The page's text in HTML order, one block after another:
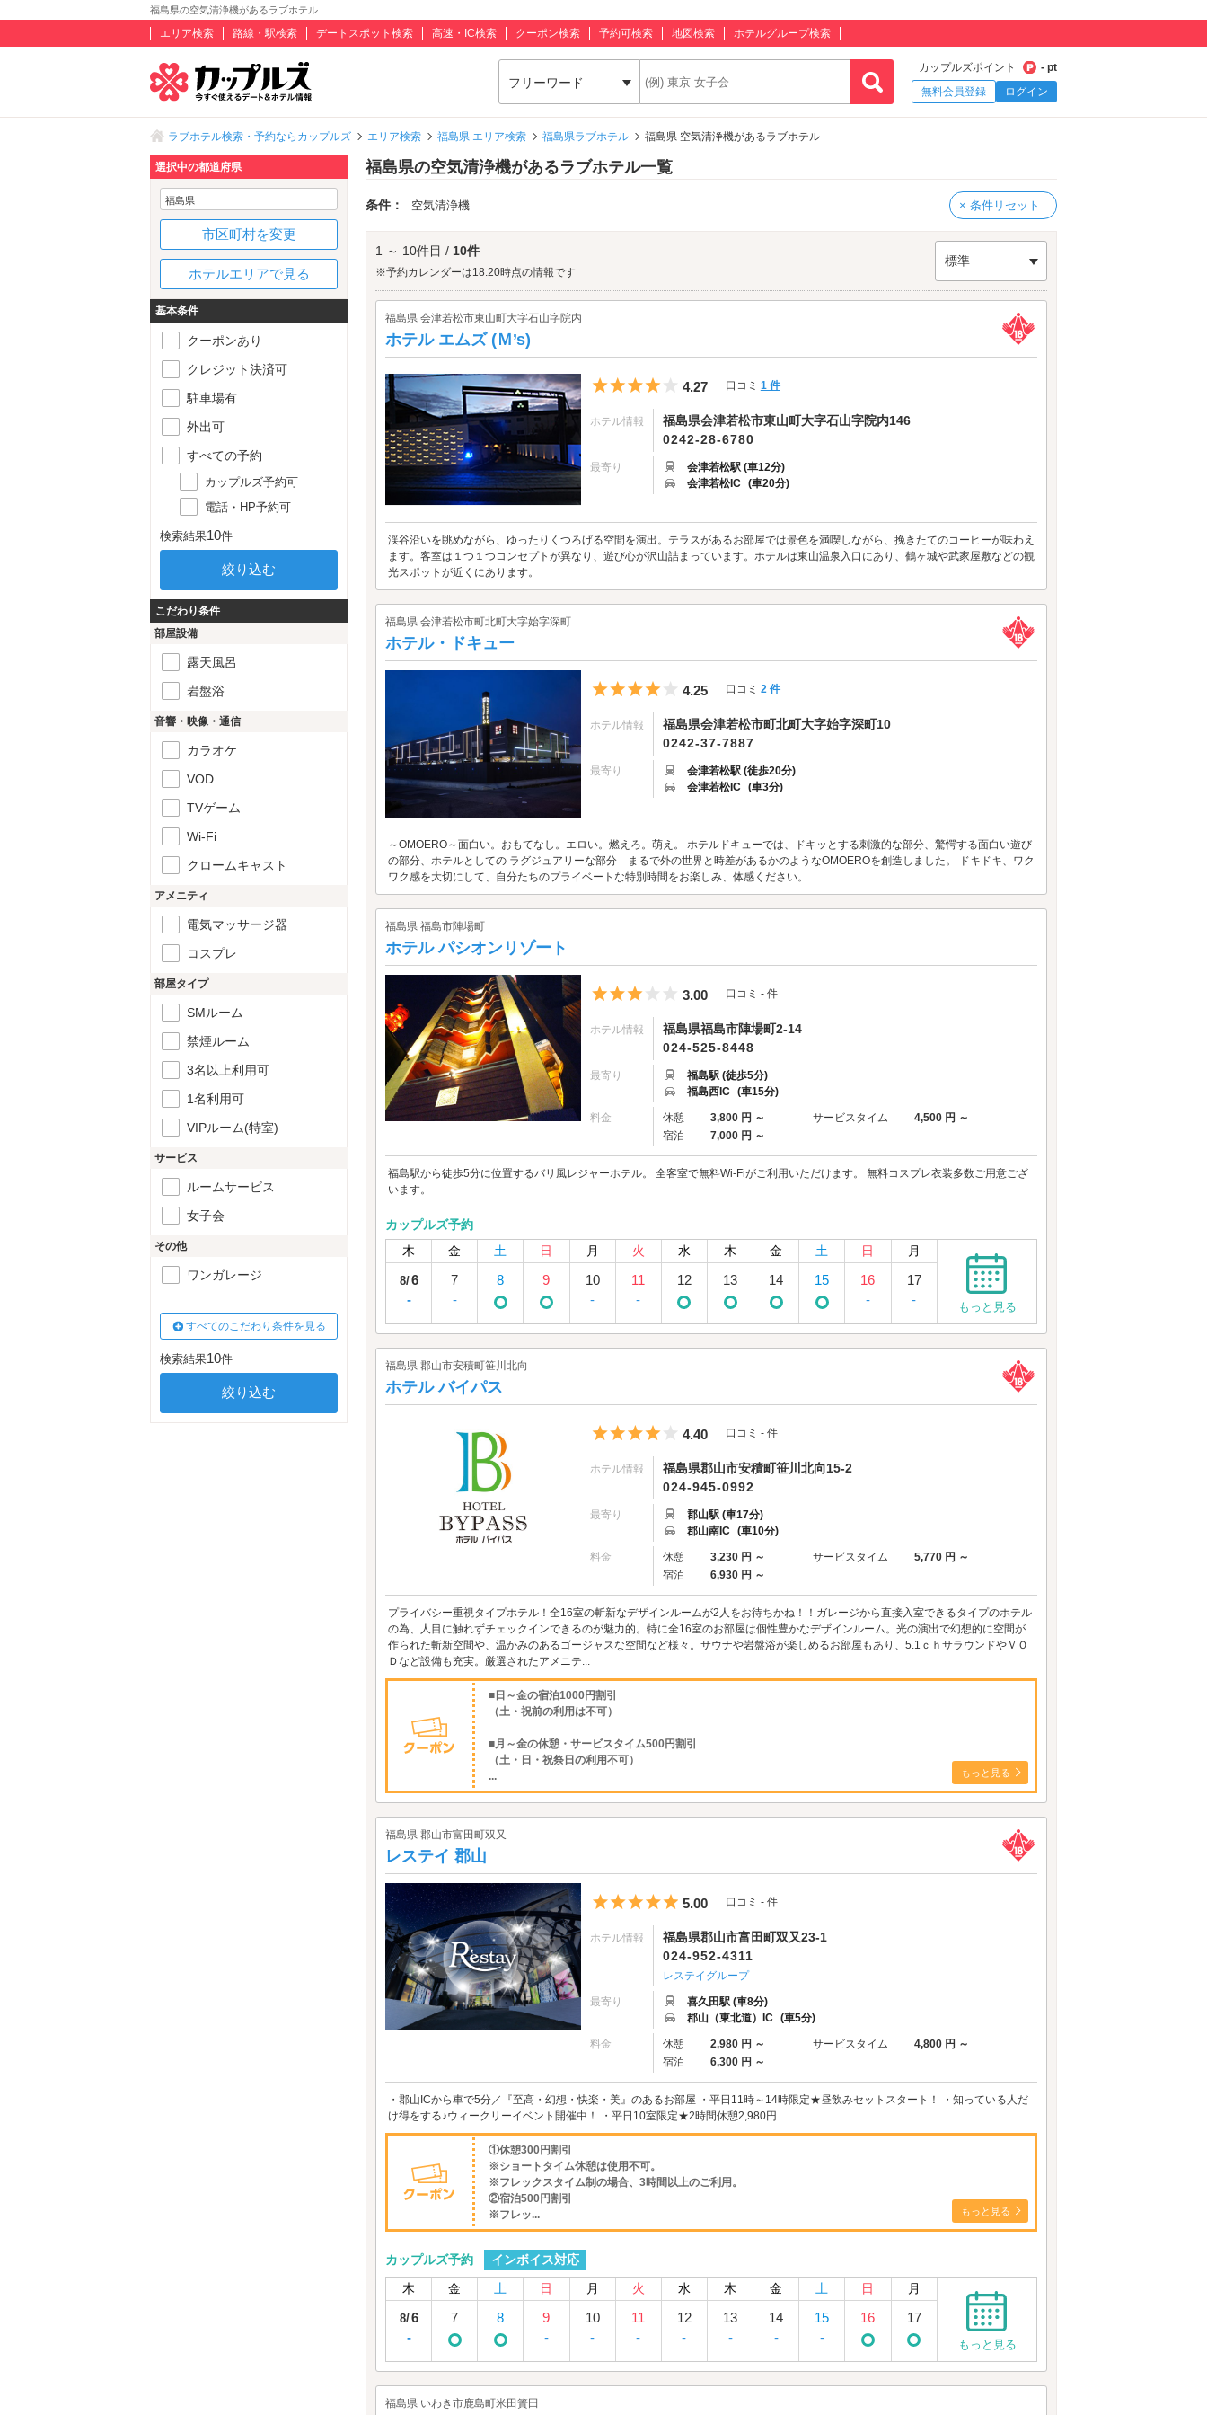
福島県の空気清浄機があるラブホテル
エリア検索 路線・駅検索 デートスポット検索 高速・IC検索 クーポン検索 予約可検索 地図検索 ホテルグループ検索
フリーワード
カップルズポイント
- pt
無料会員登録
ログイン
ラブホテル検索・予約ならカップルズ エリア検索 福島県 エリア検索 福島県ラブホテル 福島県 空気清浄機があるラブホテル
福島県の空気清浄機があるラブホテル一覧
条件： 空気清浄機 × 条件リセット
1 ～ 10件目 / 10件
※予約カレンダーは18:20時点の情報です
標準
福島県 会津若松市東山町大字石山字院内
ホテル エムズ (Ｍ’s)
5つ星のうち4
4.27 口コミ 1 件
ホテル情報
福島県会津若松市東山町大字石山字院内146
0242-28-6780
最寄り
会津若松駅 (車12分)
会津若松IC (車20分)
渓谷沿いを眺めながら、ゆったりくつろげる空間を演出。テラスがあるお部屋では景色を満喫しながら、挽きたてのコーヒーが味わえ
ます。客室は１つ１つコンセプトが異なり、遊び心が沢山詰まっています。ホテルは東山温泉入口にあり、鶴ヶ城や武家屋敷などの観
光スポットが近くにあります。
福島県 会津若松市町北町大字始字深町
ホテル・ドキュー
5つ星のうち4
4.25 口コミ 2 件
ホテル情報
福島県会津若松市町北町大字始字深町10
0242-37-7887
最寄り
会津若松駅 (徒歩20分)
会津若松IC (車3分)
～OMOERO～面白い。おもてなし。エロい。燃えろ。萌え。 ホテルドキューでは、ドキッとする刺激的な部分、驚愕する面白い遊び
の部分、ホテルとしての ラグジュアリーな部分 まるで外の世界と時差があるかのようなOMOEROを創造しました。 ドキドキ、ワク
ワク感を大切にして、自分たちのプライベートな特別時間をお楽しみ、体感ください。
福島県 福島市陣場町
ホテル パシオンリゾート
5つ星のうち3
3.00 口コミ - 件
ホテル情報
福島県福島市陣場町2-14
024-525-8448
最寄り
福島駅 (徒歩5分)
福島西IC (車15分)
料金 休憩 3,800 円 ～ サービスタイム
4,500 円 ～
宿泊
7,000 円 ～
福島駅から徒歩5分に位置するバリ風レジャーホテル。 全客室で無料Wi-Fiがご利用いただけます。 無料コスプレ衣装多数ご用意ござ
います。
カップルズ予約
木
金 土 日 月 火 水 木 金 土 日 月
8/6
-
7
-
8 9
10
-
11
-
12 13 14 15
16
-
17
-
もっと見る
福島県 郡山市安積町笹川北向
ホテル バイパス
5つ星のうち4
4.40 口コミ - 件
ホテル情報
福島県郡山市安積町笹川北向15-2
024-945-0992
最寄り
郡山駅 (車17分)
郡山南IC (車10分)
料金 休憩 3,230 円 ～ サービスタイム
5,770 円 ～
宿泊
6,930 円 ～
プライバシー重視タイプホテル！全16室の斬新なデザインルームが2人をお待ちかね！！ガレージから直接入室できるタイプのホテル
の為、人目に触れずチェックインできるのが魅力的。特に全16室のお部屋は個性豊かなデザインルーム。光の演出で幻想的に空間が
作られた斬新空間や、温かみのあるゴージャスな空間など様々。サウナや岩盤浴が楽しめるお部屋もあり、5.1ｃｈサラウンドやＶＯ
Ｄなど設備も充実。厳選されたアメニテ...
■日～金の宿泊1000円割引
（土・祝前の利用は不可）
■月～金の休憩・サービスタイム500円割引
（土・日・祝祭日の利用不可）
...
もっと見る
福島県 郡山市富田町双又
レステイ 郡山
5つ星のうち5
5.00 口コミ - 件
ホテル情報
福島県郡山市富田町双又23-1
024-952-4311
レステイグループ
最寄り
喜久田駅 (車8分)
郡山（東北道）IC (車5分)
料金 休憩 2,980 円 ～ サービスタイム
4,800 円 ～
宿泊
6,300 円 ～
・郡山ICから車で5分／『至高・幻想・快楽・美』のあるお部屋 ・平日11時～14時限定★昼飲みセットスタート！ ・知っている人だ
け得をする♪ウィークリーイベント開催中！ ・平日10室限定★2時間休憩2,980円
①休憩300円割引
※ショートタイム休憩は使用不可。
※フレックスタイム制の場合、3時間以上のご利用。
②宿泊500円割引
※フレッ...
もっと見る
カップルズ予約
インボイス対応
木
金 土 日 月 火 水 木 金 土 日 月
8/6
-
7 8
9
-
10
-
11
-
12
-
13
-
14
-
15
-
16 17
もっと見る
福島県 いわき市鹿島町米田簣田
選択中の都道府県
福島県
市区町村を変更
ホテルエリアで見る
基本条件
クーポンあり
クレジット決済可
駐車場有
外出可
すべての予約
カップルズ予約可
電話・HP予約可
検索結果10件
こだわり条件
部屋設備
露天風呂
岩盤浴
音響・映像・通信
カラオケ
VOD
TVゲーム
Wi-Fi
クロームキャスト
アメニティ
電気マッサージ器
コスプレ
部屋タイプ
SMルーム
禁煙ルーム
3名以上利用可
1名利用可
VIPルーム(特室)
サービス
ルームサービス
女子会
その他
ワンガレージ
すべてのこだわり条件を見る
検索結果10件